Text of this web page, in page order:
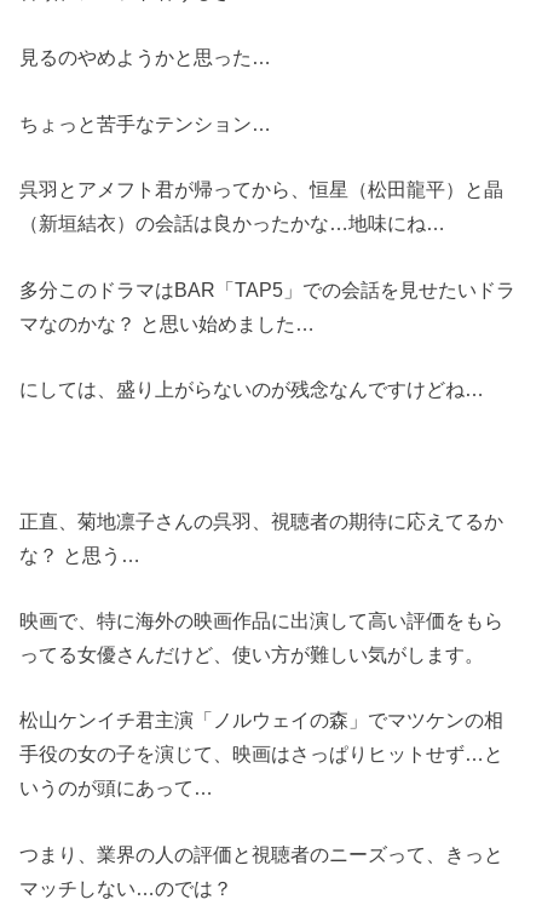
見るのやめようかと思った…
ちょっと苦手なテンション…
呉羽とアメフト君が帰ってから、恒星（松田龍平）と晶
（新垣結衣）の会話は良かったかな…地味にね…
多分このドラマはBAR「TAP5」での会話を見せたいドラ
マなのかな？ と思い始めました…
にしては、盛り上がらないのが残念なんですけどね…
正直、菊地凛子さんの呉羽、視聴者の期待に応えてるか
な？ と思う…
映画で、特に海外の映画作品に出演して高い評価をもら
ってる女優さんだけど、使い方が難しい気がします。
松山ケンイチ君主演「ノルウェイの森」でマツケンの相
手役の女の子を演じて、映画はさっぱりヒットせず…と
いうのが頭にあって…
つまり、業界の人の評価と視聴者のニーズって、きっと
マッチしない…のでは？